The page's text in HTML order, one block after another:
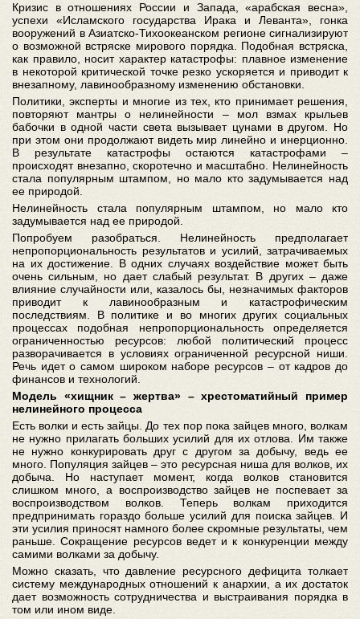
Кризис в отношениях России и Запада, «арабская весна»,
успехи «Исламского государства Ирака и Леванта», гонка
вооружений в Азиатско-Тихоокеанском регионе сигнализируют
о возможной встряске мирового порядка. Подобная встряска,
как правило, носит характер катастрофы: плавное изменение
в некоторой критической точке резко ускоряется и приводит к
внезапному, лавинообразному изменению обстановки.
Политики, эксперты и многие из тех, кто принимает решения,
повторяют мантры о нелинейности – мол взмах крыльев
бабочки в одной части света вызывает цунами в другом. Но
при этом они продолжают видеть мир линейно и инерционно.
В результате катастрофы остаются катастрофами –
происходят внезапно, скоротечно и масштабно. Нелинейность
стала популярным штампом, но мало кто задумывается над
ее природой.
Нелинейность стала популярным штампом, но мало кто
задумывается над ее природой.
Попробуем разобраться. Нелинейность предполагает
непропорциональность результатов и усилий, затрачиваемых
на их достижение. В одних случаях воздействие может быть
очень сильным, но дает слабый результат. В других – даже
влияние случайности или, казалось бы, незначимых факторов
приводит к лавинообразным и катастрофическим
последствиям. В политике и во многих других социальных
процессах подобная непропорциональность определяется
ограниченностью ресурсов: любой политический процесс
разворачивается в условиях ограниченной ресурсной ниши.
Речь идет о самом широком наборе ресурсов – от кадров до
финансов и технологий.
Модель «хищник – жертва» – хрестоматийный пример
нелинейного процесса
Есть волки и есть зайцы. До тех пор пока зайцев много, волкам
не нужно прилагать больших усилий для их отлова. Им также
не нужно конкурировать друг с другом за добычу, ведь ее
много. Популяция зайцев – это ресурсная ниша для волков, их
добыча. Но наступает момент, когда волков становится
слишком много, а воспроизводство зайцев не поспевает за
воспроизводством волков. Теперь волкам приходится
предпринимать гораздо больше усилий для поиска зайцев. И
эти усилия приносят намного более скромные результаты, чем
раньше. Сокращение ресурсов ведет и к конкуренции между
самими волками за добычу.
Можно сказать, что давление ресурсного дефицита толкает
систему международных отношений к анархии, а их достаток
дает возможность сотрудничества и выстраивания порядка в
том или ином виде.